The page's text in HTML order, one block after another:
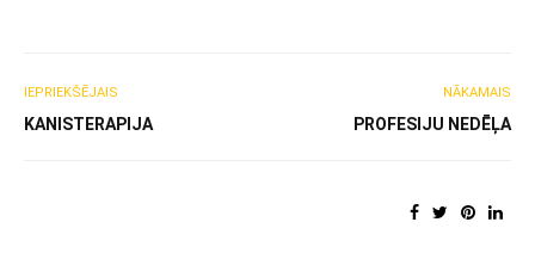
IEPRIEKŠĒJAIS
KANISTERAPIJA
NĀKAMAIS
PROFESIJU NEDĒĻA